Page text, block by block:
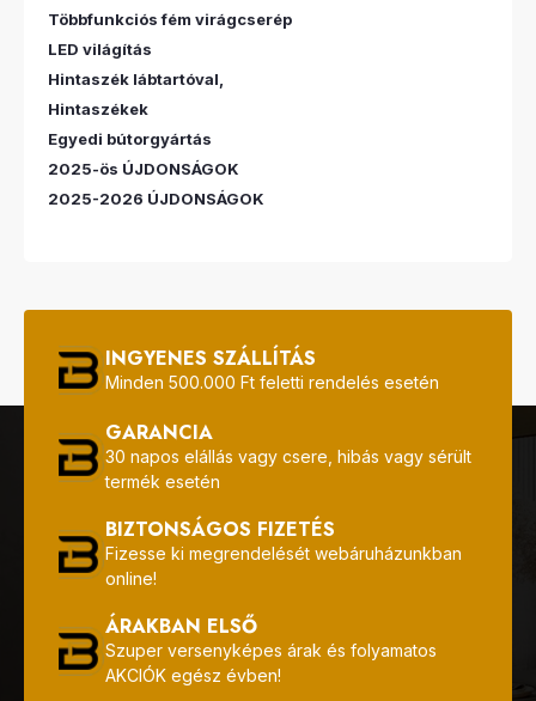
Többfunkciós fém virágcserép
LED világítás
Hintaszék lábtartóval,
Hintaszékek
Egyedi bútorgyártás
2025-ös ÚJDONSÁGOK
2025-2026 ÚJDONSÁGOK
INGYENES SZÁLLÍTÁS
Minden 500.000 Ft feletti rendelés esetén
GARANCIA
30 napos elállás vagy csere, hibás vagy sérült
termék esetén
BIZTONSÁGOS FIZETÉS
Fizesse ki megrendelését webáruházunkban
online!
ÁRAKBAN ELSŐ
Szuper versenyképes árak és folyamatos
AKCIÓK egész évben!